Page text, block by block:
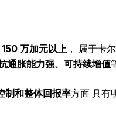
150 万加元以上 ， 属于卡
通胀能力强、可持续增值
制和整体回报率方面 具有